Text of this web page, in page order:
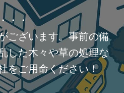
・・
ございます。事前の備
した木々や草の処理な
をご用命ください！